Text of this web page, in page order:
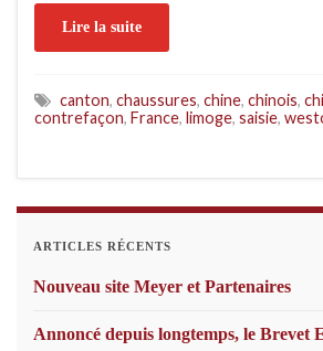
Lire la suite
canton, chaussures, chine, chinois,
contrefaçon, France, limoge, saisie,
ARTICLES RÉCENTS
Nouveau site Meyer et Partenaires
Annoncé depuis longtemps, le Brevet